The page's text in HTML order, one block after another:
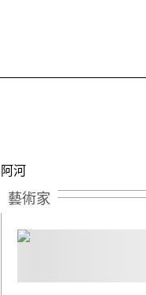
阿河
藝術家